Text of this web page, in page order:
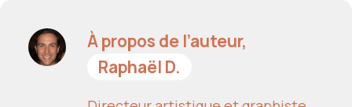
À propos de l’auteur,
Raphaël D.